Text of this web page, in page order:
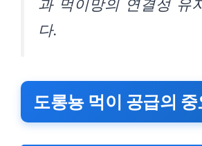
과 먹이망의 연결성 유
다.
도롱뇽 먹이 공급의 중